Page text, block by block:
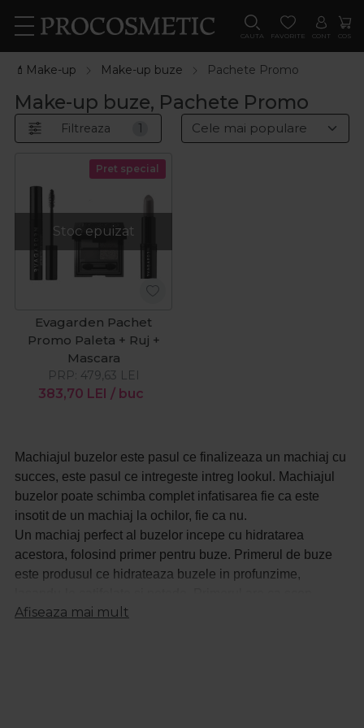
CAUTA FAVORITE CONT COS
💄Make-up Make-up buze Pachete Promo
Make-up buze, Pachete Promo
Filtreaza 1
Stoc epuizat
Pret special
Evagarden Pachet
Promo Paleta + Ruj +
Mascara
383,70 LEI / buc
PRP: 479,63 LEI
Machiajul buzelor este pasul ce finalizeaza un machiaj cu
succes, este pasul ce intregeste intreg lookul. Machiajul
buzelor poate schimba complet infatisarea fie ca este
insotit de un machiaj la ochilor, fie ca nu.
Un machiaj perfect al buzelor incepe cu hidratarea
acestora, folosind primer pentru buze. Primerul de buze
este produsul ce hidrateaza buzele in profunzime,
principal pregatirea buzelor pentru aplicarea rujului si de a
Afiseaza mai mult